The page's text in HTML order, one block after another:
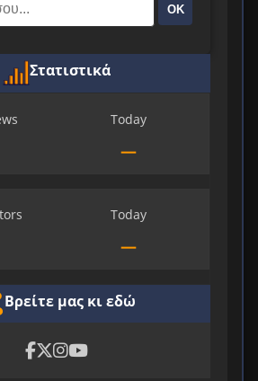
ΟΚ
Στατιστικά
Today
—
Today
—
Βρείτε μας κι εδώ